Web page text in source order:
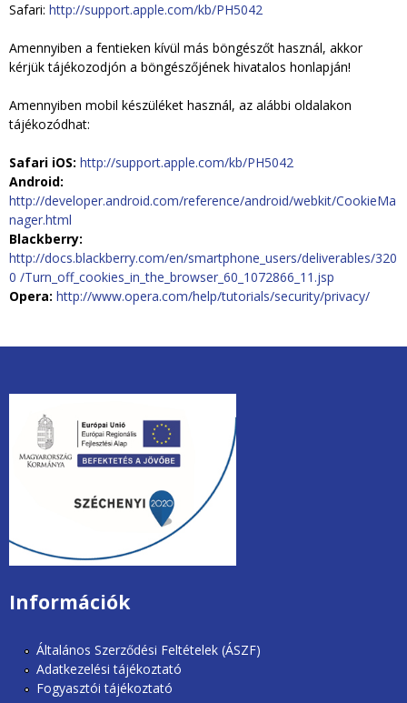
Safari: http://support.apple.com/kb/PH5042
Amennyiben a fentieken kívül más böngészőt használ, akkor
kérjük tájékozodjón a böngészőjének hivatalos honlapján!
Amennyiben mobil készüléket használ, az alábbi oldalakon
tájékozódhat:
Safari iOS: http://support.apple.com/kb/PH5042
Android:
http://developer.android.com/reference/android/webkit/CookieMa
nager.html
Blackberry:
http://docs.blackberry.com/en/smartphone_users/deliverables/320
0 /Turn_off_cookies_in_the_browser_60_1072866_11.jsp
Opera: http://www.opera.com/help/tutorials/security/privacy/
unios2020.jpg
Információk
Általános Szerződési Feltételek (ÁSZF)
Adatkezelési tájékoztató
Fogyasztói tájékoztató